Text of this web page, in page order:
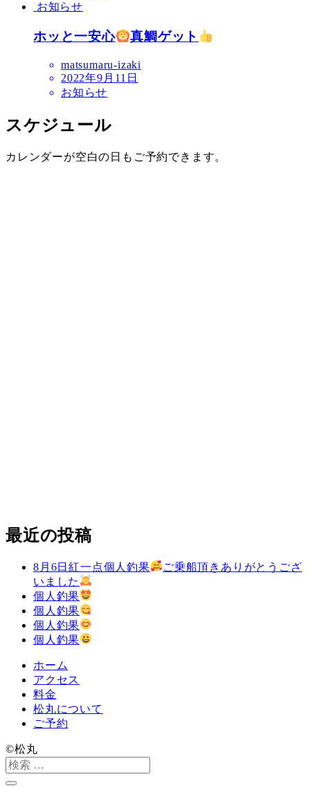
お知らせ
ホッと一安心 真鯛ゲット
matsumaru-izaki
2022年9月11日
お知らせ
スケジュール
カレンダーが空白の日もご予約できます。
最近の投稿
8月6日紅一点個人釣果
ご乗船頂きありがとうござ
いました
個人釣果
個人釣果
個人釣果
個人釣果
ホーム
アクセス
料金
松丸について
ご予約
©️松丸
検
索